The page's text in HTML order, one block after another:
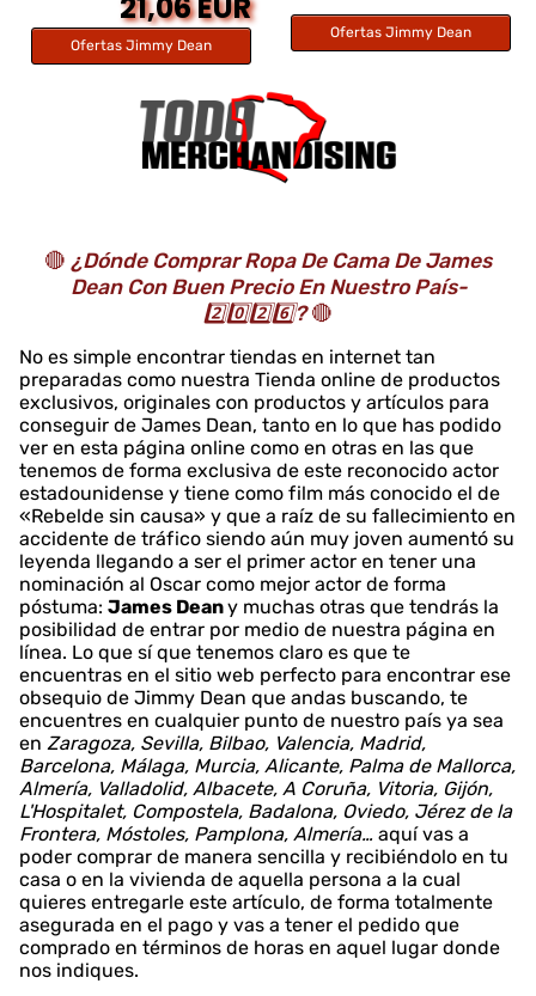
Ofertas Jimmy Dean
Ofertas Jimmy Dean
🔴 ¿Dónde Comprar Ropa De Cama De James
Dean Con Buen Precio En Nuestro País-
2️⃣0️⃣2️⃣6️⃣?🔴
No es simple encontrar tiendas en internet tan
preparadas como nuestra Tienda online de productos
exclusivos, originales con productos y artículos para
conseguir de James Dean, tanto en lo que has podido
ver en esta página online como en otras en las que
tenemos de forma exclusiva de este reconocido actor
estadounidense y tiene como film más conocido el de
«Rebelde sin causa» y que a raíz de su fallecimiento en
accidente de tráfico siendo aún muy joven aumentó su
leyenda llegando a ser el primer actor en tener una
nominación al Oscar como mejor actor de forma
póstuma: James Deany muchas otras que tendrás la
posibilidad de entrar por medio de nuestra página en
línea. Lo que sí que tenemos claro es que te
encuentras en el sitio web perfecto para encontrar ese
obsequio de Jimmy Dean que andas buscando, te
encuentres en cualquier punto de nuestro país ya sea
en Zaragoza, Sevilla, Bilbao, Valencia, Madrid,
Barcelona, Málaga, Murcia, Alicante, Palma de Mallorca,
Almería, Valladolid, Albacete, A Coruña, Vitoria, Gijón,
L'Hospitalet, Compostela, Badalona, Oviedo, Jérez de la
Frontera, Móstoles, Pamplona, Almería… aquí vas a
poder comprar de manera sencilla y recibiéndolo en tu
casa o en la vivienda de aquella persona a la cual
quieres entregarle este artículo, de forma totalmente
asegurada en el pago y vas a tener el pedido que
comprado en términos de horas en aquel lugar donde
nos indiques.